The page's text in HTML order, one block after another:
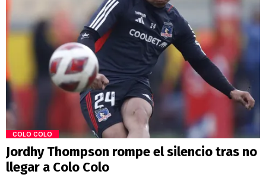
COLO COLO
Jordhy Thompson rompe el silencio tras no
llegar a Colo Colo